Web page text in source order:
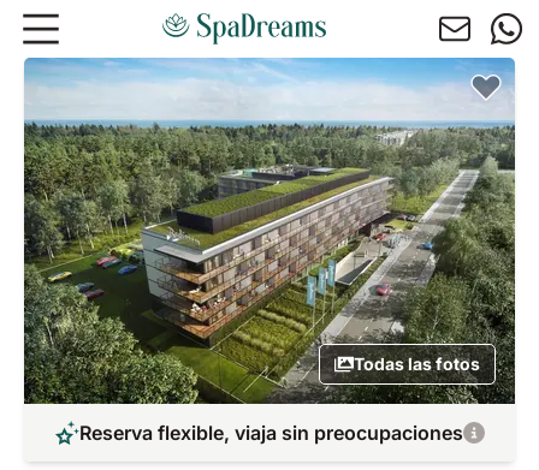
Ir al contenido principal
Todas las fotos
Reserva flexible, viaja sin preocupaciones